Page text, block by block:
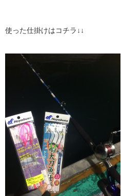
使った仕掛けはコチラ↓↓